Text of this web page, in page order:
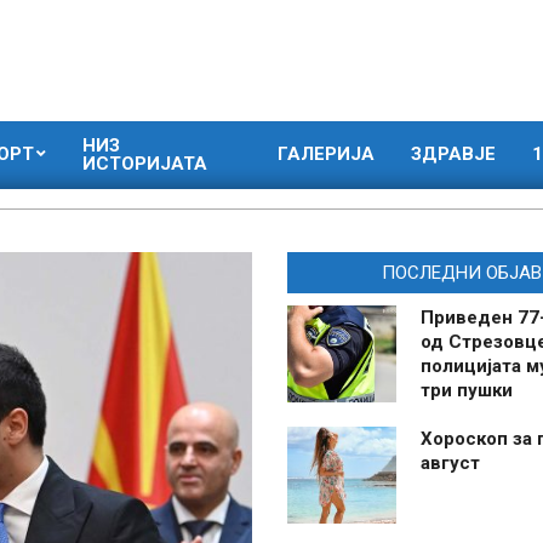
НИЗ
ИСТОРИЈАТА
ГАЛЕРИЈА ЗДРАВЈЕ
ПОСЛЕДНИ
Приведен
од
полицијата
три пушки
Хороскоп за
август